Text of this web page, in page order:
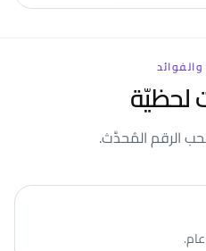
والفوائد
لحظيّة
الرقم المُحدَّث.